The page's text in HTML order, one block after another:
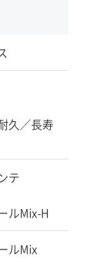
久／長寿
テ
ルMix-H
ルMix